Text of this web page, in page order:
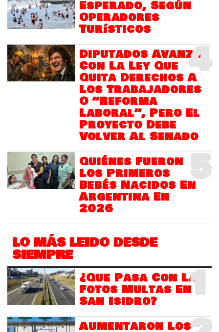
Esperado, Según
Operadores
Turísticos
4
Diputados Avanza
Con La Ley Que
Quita Derechos A
Los Trabajadores
O “Reforma
Laboral”, Pero El
Proyecto Debe
Volver Al Senado
5
Quiénes Fueron
Los Primeros
Bebés Nacidos En
Argentina En
2026
LO MÁS LEIDO DESDE
SIEMPRE
1
¿Que Pasa Con Las
Fotos Multas En
San Isidro?
Aumentaron Los